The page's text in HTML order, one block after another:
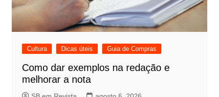
Cultura Dicas úteis Guia de Compras
Como dar exemplos na redação e
melhorar a nota